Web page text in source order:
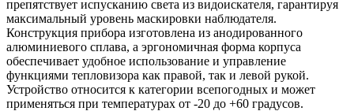
препятствует испусканию света из видоискателя, гарантируя
максимальный уровень маскировки наблюдателя.
Конструкция прибора изготовлена из анодированного
алюминиевого сплава, а эргономичная форма корпуса
обеспечивает удобное использование и управление
функциями тепловизора как правой, так и левой рукой.
Устройство относится к категории всепогодных и может
применяться при температурах от -20 до +60 градусов.